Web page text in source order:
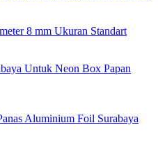
8 mm Ukuran Standart
Untuk Neon Box Papan
Aluminium Foil Surabaya